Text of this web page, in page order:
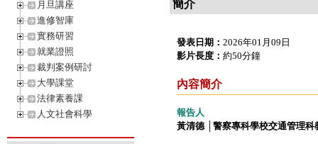
月旦講座
進修智庫
實務研習
就業證照
裁判案例研討
大學課堂
法律素養課
人文社會科學
簡介
發表日期： 2026年01月09日
影片長度： 約50分鐘
內容簡介
報告人
黃清德 │警察專科學校交通管理